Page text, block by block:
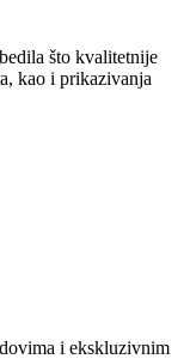
što kvalitetnije
kao i prikazivanja
i ekskluzivnim